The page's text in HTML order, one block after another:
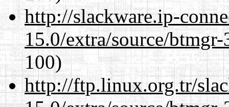
http://slackware.ip-
15.0/extra/source/
100)
http://ftp.linux.org.tr/